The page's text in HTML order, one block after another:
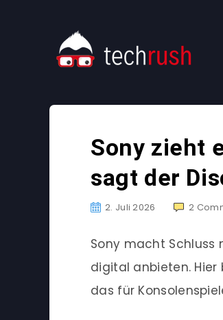
Sony zieht
sagt der
2. Juli 2026 2
Sony macht Schluss
digital anbieten.
das für